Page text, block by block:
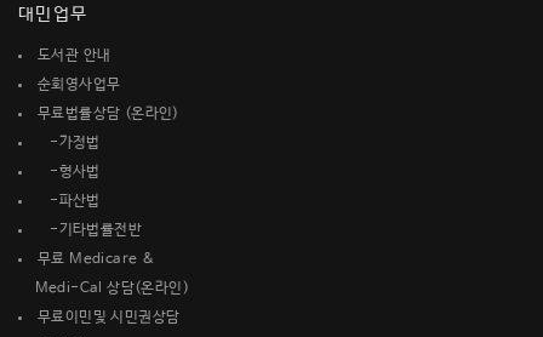
대민업무
도서관 안내
순회영사업무
무료법률상담 (온라인)
-가정법
-형사법
-파산법
-기타법률전반
무료 Medicare &
Medi-Cal 상담(온라인)
무료이민및 시민권상담